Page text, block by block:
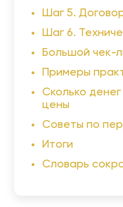
Шаг 5.
Шаг 6.
Большой чек-
Примеры
Сколько
цены
Советы по
Итоги
Словарь